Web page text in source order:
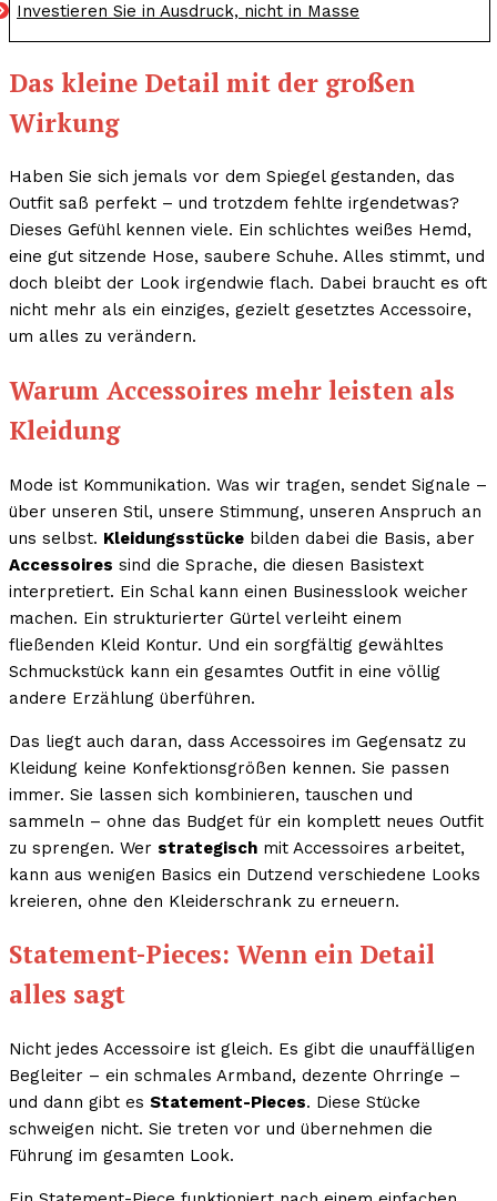
Investieren Sie in Ausdruck, nicht in Masse
Das kleine Detail mit der großen
Wirkung
Haben Sie sich jemals vor dem Spiegel gestanden, das
Outfit saß perfekt – und trotzdem fehlte irgendetwas?
Dieses Gefühl kennen viele. Ein schlichtes weißes Hemd,
eine gut sitzende Hose, saubere Schuhe. Alles stimmt, und
doch bleibt der Look irgendwie flach. Dabei braucht es oft
nicht mehr als ein einziges, gezielt gesetztes Accessoire,
um alles zu verändern.
Warum Accessoires mehr leisten als
Kleidung
Mode ist Kommunikation. Was wir tragen, sendet Signale –
über unseren Stil, unsere Stimmung, unseren Anspruch an
uns selbst. Kleidungsstücke bilden dabei die Basis, aber
Accessoires sind die Sprache, die diesen Basistext
interpretiert. Ein Schal kann einen Businesslook weicher
machen. Ein strukturierter Gürtel verleiht einem
fließenden Kleid Kontur. Und ein sorgfältig gewähltes
Schmuckstück kann ein gesamtes Outfit in eine völlig
andere Erzählung überführen.
Das liegt auch daran, dass Accessoires im Gegensatz zu
Kleidung keine Konfektionsgrößen kennen. Sie passen
immer. Sie lassen sich kombinieren, tauschen und
sammeln – ohne das Budget für ein komplett neues Outfit
zu sprengen. Wer strategisch mit Accessoires arbeitet,
kann aus wenigen Basics ein Dutzend verschiedene Looks
kreieren, ohne den Kleiderschrank zu erneuern.
Statement-Pieces: Wenn ein Detail
alles sagt
Nicht jedes Accessoire ist gleich. Es gibt die unauffälligen
Begleiter – ein schmales Armband, dezente Ohrringe –
und dann gibt es Statement-Pieces. Diese Stücke
schweigen nicht. Sie treten vor und übernehmen die
Führung im gesamten Look.